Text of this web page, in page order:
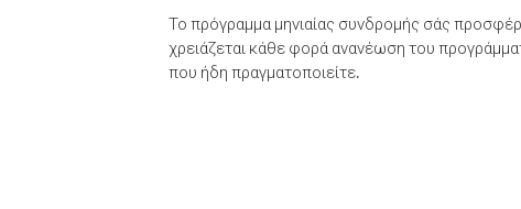
Το πρόγραμμα μηνιαίας συνδρομής σάς
χρειάζεται κάθε φορά ανανέωση του
που ήδη πραγματοποιείτε.